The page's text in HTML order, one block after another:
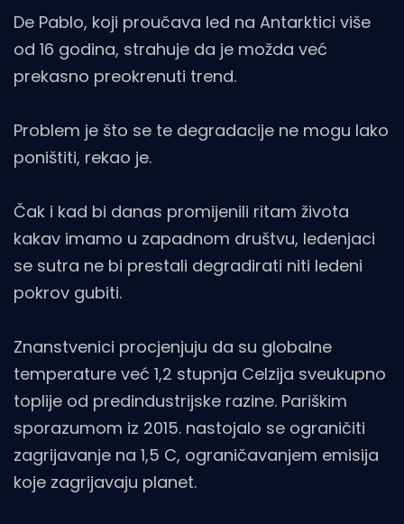
De Pablo, koji proučava led na Antarktici više
od 16 godina, strahuje da je možda već
prekasno preokrenuti trend.
Problem je što se te degradacije ne mogu lako
poništiti, rekao je.
Čak i kad bi danas promijenili ritam života
kakav imamo u zapadnom društvu, ledenjaci
se sutra ne bi prestali degradirati niti ledeni
pokrov gubiti.
Znanstvenici procjenjuju da su globalne
temperature već 1,2 stupnja Celzija sveukupno
toplije od predindustrijske razine. Pariškim
sporazumom iz 2015. nastojalo se ograničiti
zagrijavanje na 1,5 C, ograničavanjem emisija
koje zagrijavaju planet.